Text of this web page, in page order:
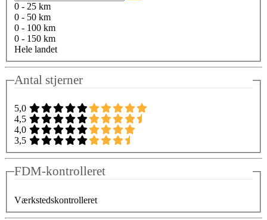
0 - 25 km
0 - 50 km
0 - 100 km
0 - 150 km
Hele landet
Antal stjerner
5,0
4,5
4,0
3,5
FDM-kontrolleret
Værkstedskontrolleret